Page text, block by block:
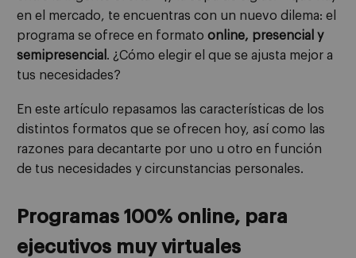
en el mercado, te encuentras con un nuevo dilema: el
programa se ofrece en formato online, presencial y
semipresencial . ¿Cómo elegir el que se ajusta mejor a
tus necesidades?
En este artículo repasamos las características de los
distintos formatos que se ofrecen hoy, así como las
razones para decantarte por uno u otro en función
de tus necesidades y circunstancias personales.
Programas 100% online, para
ejecutivos muy virtuales